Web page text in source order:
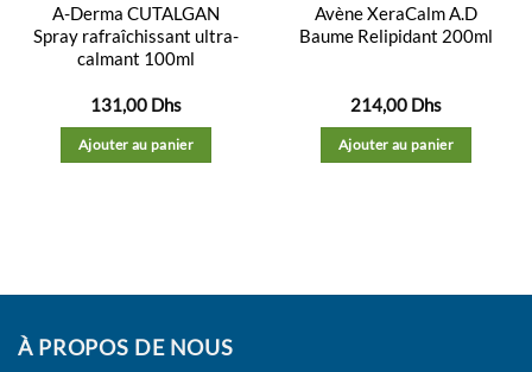
A-Derma CUTALGAN
Spray rafraîchissant ultra-
calmant 100ml
131,00 Dhs
Ajouter au panier
Avène XeraCalm A.D
Baume Relipidant 200ml
214,00 Dhs
Ajouter au panier
À PROPOS DE NOUS